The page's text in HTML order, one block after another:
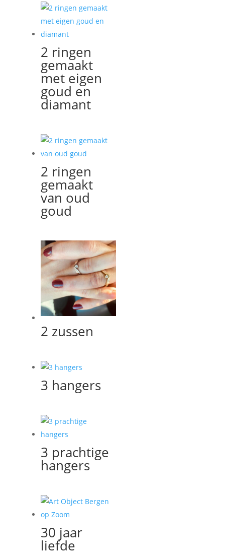
2 ringen
gemaakt
met eigen
goud en
diamant
2 ringen
gemaakt
van oud
goud
2 zussen
3 hangers
3 prachtige
hangers
30 jaar
liefde